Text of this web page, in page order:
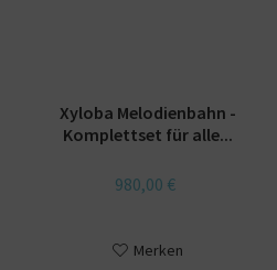
Xyloba Melodienbahn -
Komplettset für alle...
980,00 €
Merken